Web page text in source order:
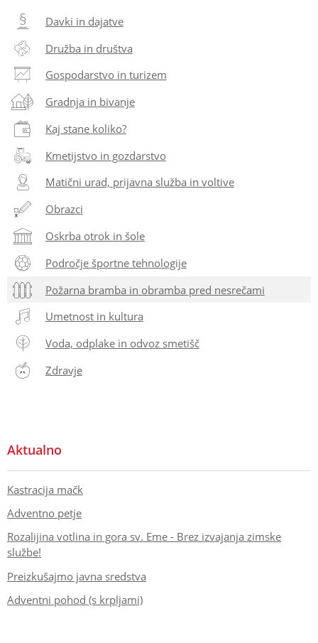
Davki in dajatve
Družba in društva
Gospodarstvo in turizem
Gradnja in bivanje
Kaj stane koliko?
Kmetijstvo in gozdarstvo
Matični urad, prijavna služba in voltive
Obrazci
Oskrba otrok in šole
Področje športne tehnologije
Požarna bramba in obramba pred nesrečami
Umetnost in kultura
Voda, odplake in odvoz smetišč
Zdravje
Aktualno
Kastracija mačk
Adventno petje
Rozalijina votlina in gora sv. Eme - Brez izvajanja zimske
službe!
Preizkušajmo javna sredstva
Adventni pohod (s krpljami)